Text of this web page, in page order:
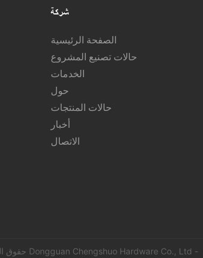
شركة
الصفحة الرئيسية
حالات تصنيع المشروع
الخدمات
حول
حالات المنتجات
أخبار
الاتصال
حقوق الطبع والنشر © 2024 Dongguan Chengshuo Hardware Co., Ltd -